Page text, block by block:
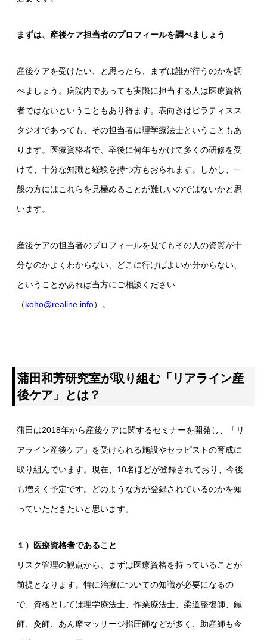
まずは、産後ケア担当者のプロフィールを調べましょう
産後ケアを受けたい、と思ったら、まずは誰が行うのかを調
べましょう。病院内であっても実際に担当する人は医療資格
者ではないということもあり得ます。表向きはピラティスス
タジオであっても、その担当者は理学療法士ということもあ
ります。医療資格者で、卒後に何年もかけて多くの研修を受
けて、十分な知識と経験を持つ方もおられます。しかし、一
般の方にはこれらを見極めることが難しいのではないかと思
います。
産後ケアの担当者のプロフィールを見てもその人の資質が十
分なのかよくわからない、どこに行けばよいか分からない、
ということがあれば当方にご相談ください
（koho@realine.info）。
蒲田和芳研究室が取り組む「リアライン産
後ケア」とは？
蒲田は2018年から産後ケアに関するセミナーを開発し、「リ
アライン産後ケア」を受けられる施設やセラピストの育成に
取り組んでいます。現在、10名ほどが登録されており、今後
も増えく予定です。どのような方が登録されているのかを知
っていただきたいと思います。
１）医療資格者であること
リスク管理の観点から、まずは医療資格を持っていることが
前提となります。特に治療についての知識が必要になるの
で、資格としては理学療法士、作業療法士、柔道整復師、鍼
師、灸師、あん摩マッサージ指圧師などが多く、助産師も今